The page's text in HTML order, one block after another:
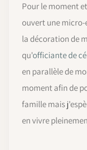
Pour le moment
ouvert une
la décoration de
qu'officiante de
en parallèle de
moment afin de
famille mais
en vivre